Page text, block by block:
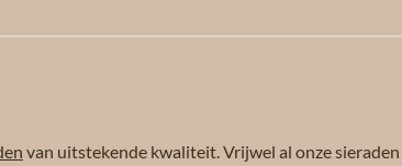
van uitstekende kwaliteit. Vrijwel al onze sieraden